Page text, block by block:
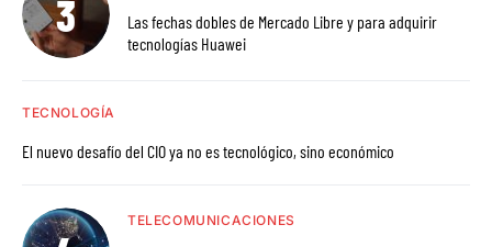
Las fechas dobles de Mercado Libre y para adquirir
tecnologías Huawei
TECNOLOGÍA
El nuevo desafío del CIO ya no es tecnológico, sino económico
TELECOMUNICACIONES